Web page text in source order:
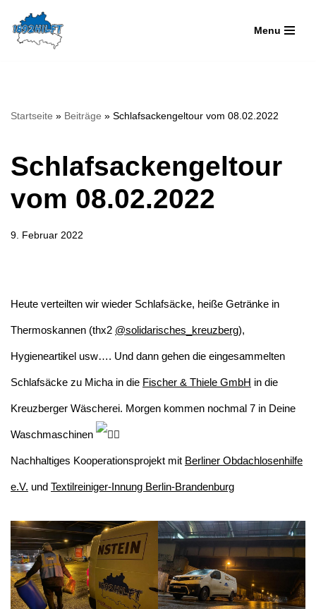
Zum
Menu
Startseite » Beiträge » Schlafsackengeltour vom 08.02.2022
Schlafsackengeltour
vom 08.02.2022
9. Februar 2022
Heute verteilten wir wieder Schlafsäcke, heiße Getränke in
Thermoskannen (thx2 @solidarisches_kreuzberg),
Hygieneartikel usw…. Und dann gehen die eingesammelten
Schlafsäcke zu Micha in die Fischer & Thiele GmbH in die
Kreuzberger Wäscherei. Morgen kommen nochmal 7 in Deine
Waschmaschinen
Nachhaltiges Kooperationsprojekt mit Berliner Obdachlosenhilfe
e.V. und Textilreiniger-Innung Berlin-Brandenburg